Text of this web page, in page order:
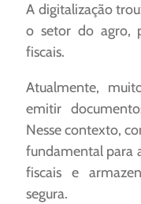
A digitalização
o setor do agro,
fiscais.
Atualmente,
emitir
Nesse contexto,
fundamental para
fiscais e
segura.